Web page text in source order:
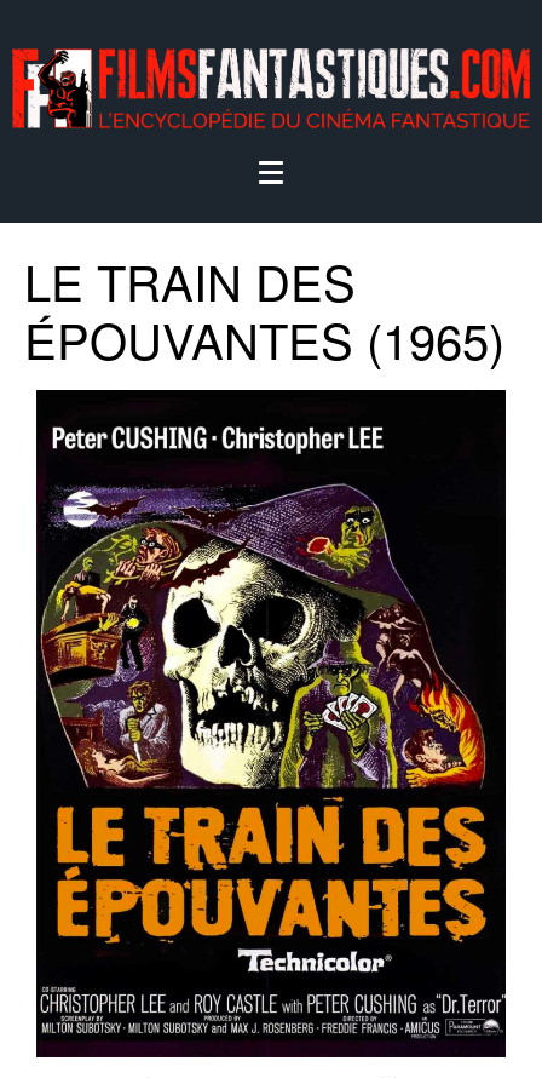
LE TRAIN DES
ÉPOUVANTES (1965)